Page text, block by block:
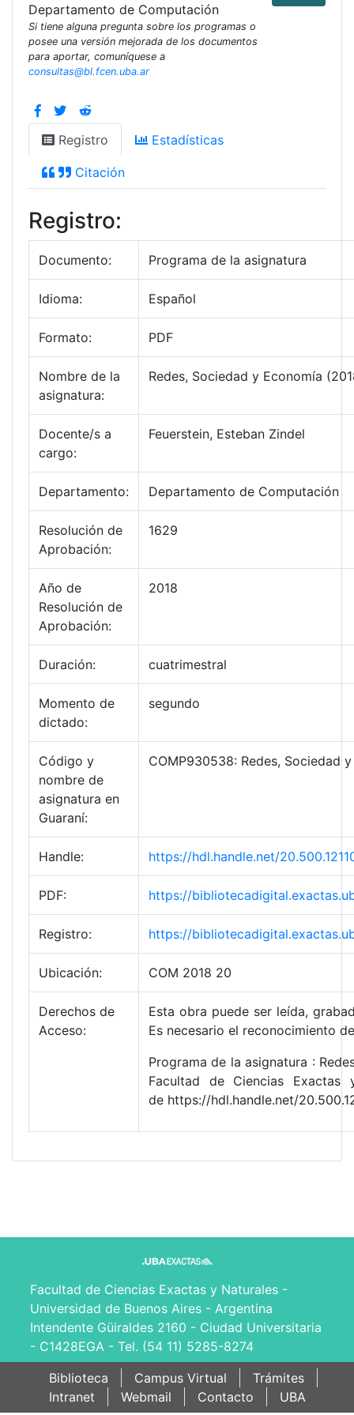
Departamento de Computación
Si tiene alguna pregunta sobre los programas o
posee una versión mejorada de los documentos
para aportar, comuníquese a
consultas@bl.fcen.uba.ar
Registro Estadísticas
Citación
Registro:
Documento: Programa de la asignatura
Idioma: Español
Formato: PDF
Nombre de la
asignatura:
Redes, Sociedad y Economía
Docente/s a
cargo:
Feuerstein, Esteban Zindel
Departamento: Departamento de Computación
Resolución de
Aprobación:
1629
Año de
Resolución de
Aprobación:
2018
Duración: cuatrimestral
Momento de
dictado:
segundo
Código y
nombre de
asignatura en
Guaraní:
COMP930538: Redes, Sociedad
Handle: https://hdl.handle.net/
PDF: https://
Registro: https://
Ubicación: COM 2018 20
Derechos de
Acceso:
Esta obra puede ser leída,
Es necesario el reconocimiento
Programa de la asignatura :
Facultad de Ciencias Exactas
de https://hdl.handle.net/
Facultad de Ciencias Exactas y Naturales -
Universidad de Buenos Aires - Argentina
Intendente Güiraldes 2160 - Ciudad Universitaria
- C1428EGA - Tel. (54 11) 5285-8274
Biblioteca
Campus Virtual
Trámites
Intranet
Webmail Contacto UBA